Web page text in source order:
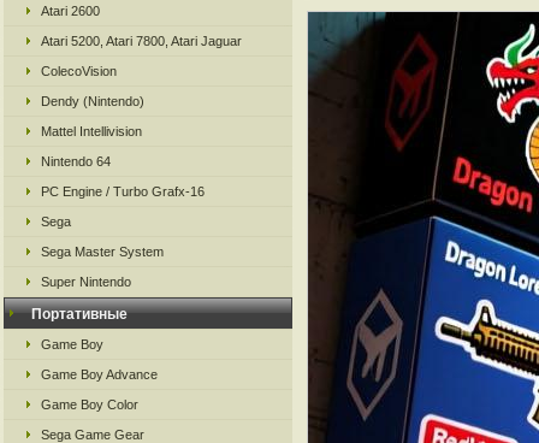
Atari 2600
Atari 5200, Atari 7800, Atari Jaguar
ColecoVision
Dendy (Nintendo)
Mattel Intellivision
Nintendo 64
PC Engine / Turbo Grafx-16
Sega
Sega Master System
Super Nintendo
Портативные
Game Boy
Game Boy Advance
Game Boy Color
Sega Game Gear